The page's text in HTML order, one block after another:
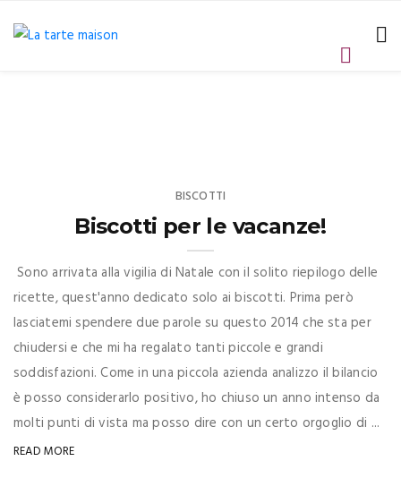
BISCOTTI
Biscotti per le vacanze!
Sono arrivata alla vigilia di Natale con il solito riepilogo delle
ricette, quest'anno dedicato solo ai biscotti. Prima però
lasciatemi spendere due parole su questo 2014 che sta per
chiudersi e che mi ha regalato tanti piccole e grandi
soddisfazioni. Come in una piccola azienda analizzo il bilancio
è posso considerarlo positivo, ho chiuso un anno intenso da
molti punti di vista ma posso dire con un certo orgoglio di ...
READ MORE